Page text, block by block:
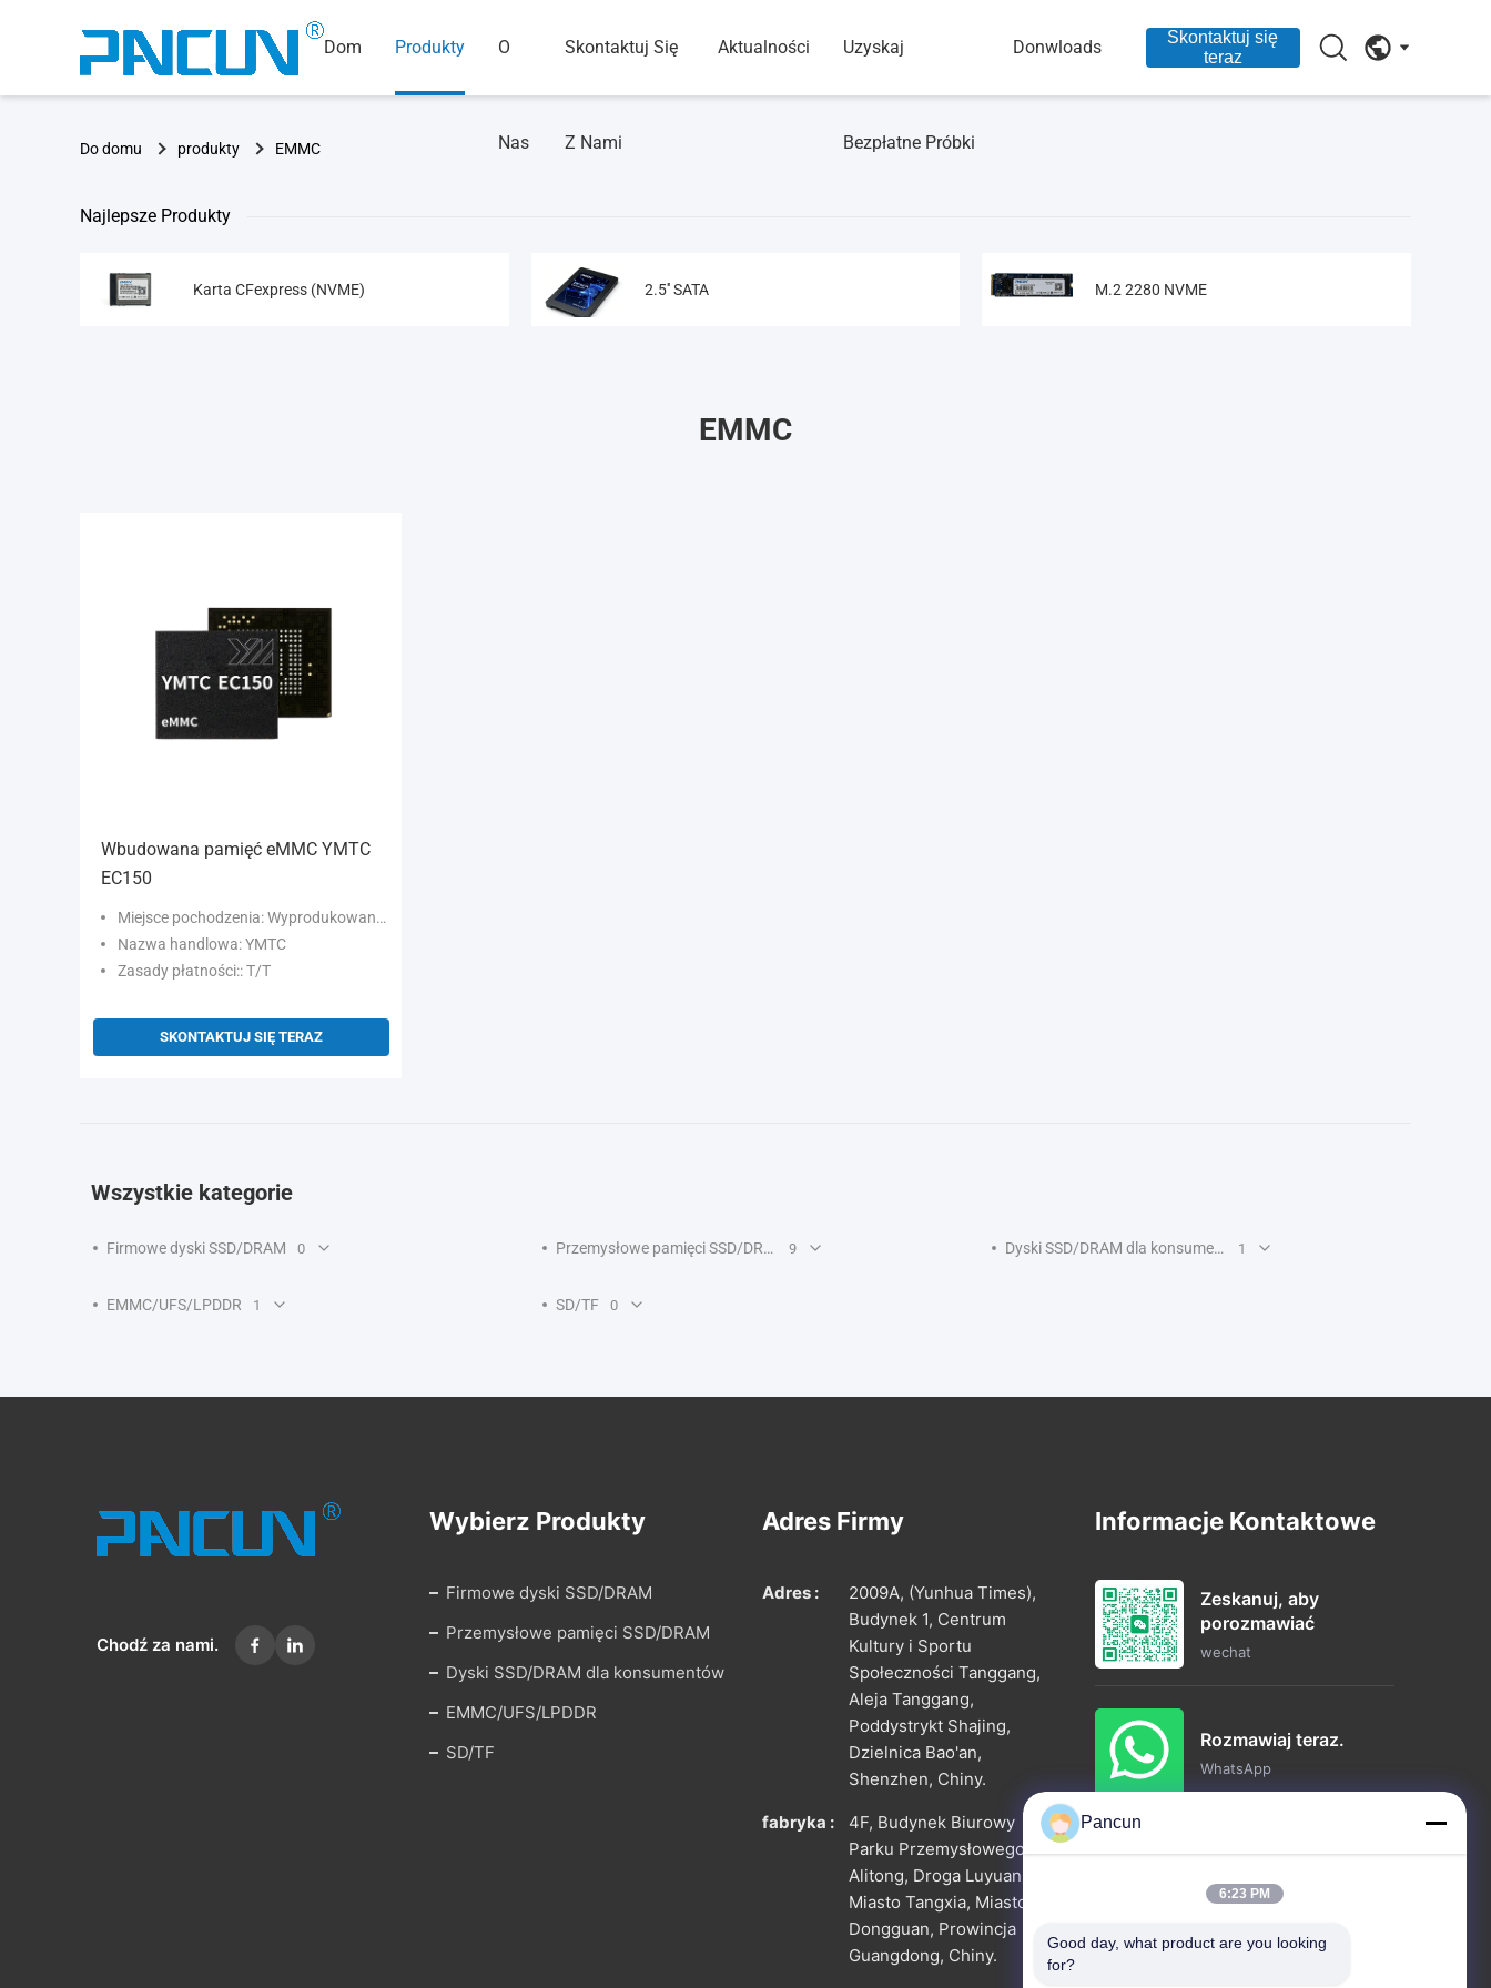
Dom Produkty O
Nas
Skontaktuj Się
Z Nami
Aktualności Uzyskaj
Bezpłatne Próbki
Donwloads
Skontaktuj się
teraz
Do domu produkty EMMC
Najlepsze Produkty
Karta CFexpress (NVME) 2.5'' SATA M.2 2280 NVME
EMMC
Wbudowana pamięć eMMC YMTC
EC150
Miejsce pochodzenia: Wyprodukowano w Chinach
Nazwa handlowa: YMTC
Zasady płatności:: T/T
SKONTAKTUJ SIĘ TERAZ
Wszystkie kategorie
Firmowe dyski SSD/DRAM 0 Przemysłowe pamięci SSD/DRAM 9 Dyski SSD/DRAM dla konsumentów 1
EMMC/UFS/LPDDR 1 SD/TF 0
Chodź za nami.
Wybierz Produkty
Firmowe dyski SSD/DRAM
Przemysłowe pamięci SSD/DRAM
Dyski SSD/DRAM dla konsumentów
EMMC/UFS/LPDDR
SD/TF
Adres Firmy
Adres :
2009A, (Yunhua Times),
Budynek 1, Centrum
Kultury i Sportu
Społeczności Tanggang,
Aleja Tanggang,
Poddystrykt Shajing,
Dzielnica Bao'an,
Shenzhen, Chiny.
fabryka :
4F, Budynek Biurowy
Parku Przemysłowego
Alitong, Droga Luyuan 162,
Miasto Tangxia, Miasto
Dongguan, Prowincja
Guangdong, Chiny.
Informacje Kontaktowe
Zeskanuj, aby
porozmawiać
wechat
Rozmawiaj teraz.
WhatsApp
Zapytaj teraz.
Pancun
6:23 PM
Good day, what product are you looking
for?